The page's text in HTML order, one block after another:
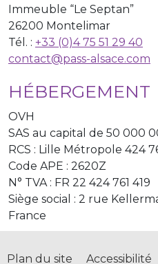
Immeuble “Le Septan”
26200 Montelimar
Tél. : +33 (0)4 75 51 29 40
contact@pass-alsace.com
HÉBERGEMENT
OVH
SAS au capital de 50 000
RCS : Lille Métropole 424
Code APE : 2620Z
N° TVA : FR 22 424 761 419
Siège social : 2 rue
France
Plan du site Accessibilité